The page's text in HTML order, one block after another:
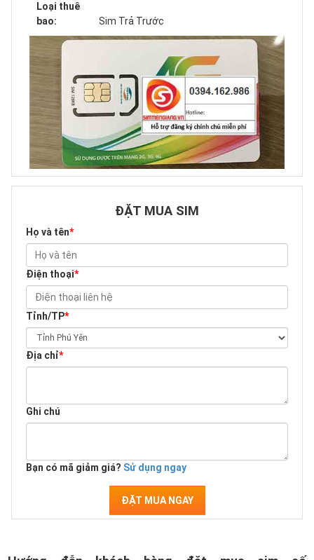
Loại thuê
bao:
Sim Trả Trước
ĐẶT MUA SIM
Họ và tên*
Điện thoại*
Tỉnh/TP*
Địa chỉ*
Ghi chú
Bạn có mã giảm giá? Sử dụng ngay
ĐẶT MUA NGAY